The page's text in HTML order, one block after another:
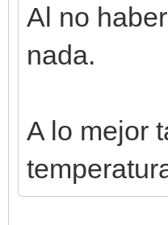
Al no
nada.
A lo mejor